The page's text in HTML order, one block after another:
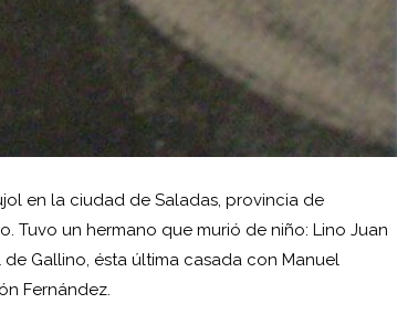
en la ciudad de Saladas, provincia de
Tuvo un hermano que murió de niño: Lino Juan
Gallino, ésta última casada con Manuel
Fernández.